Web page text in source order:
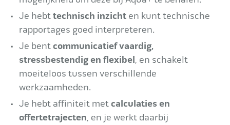
Je hebttechnisch inzicht en kunt technische
rapportages goed interpreteren.
Je bent communicatief vaardig,
stressbestendig en flexibel, en schakelt
moeiteloos tussen verschillende
werkzaamheden.
Je hebt affiniteit met calculaties en
offertetrajecten, en je werkt daarbij